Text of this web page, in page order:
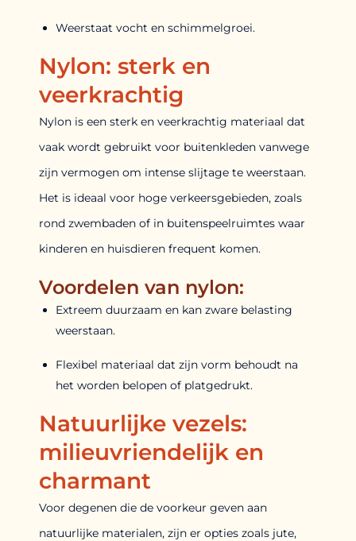
Weerstaat vocht en schimmelgroei.
Nylon: sterk en
veerkrachtig
Nylon is een sterk en veerkrachtig materiaal dat
vaak wordt gebruikt voor buitenkleden vanwege
zijn vermogen om intense slijtage te weerstaan.
Het is ideaal voor hoge verkeersgebieden, zoals
rond zwembaden of in buitenspeelruimtes waar
kinderen en huisdieren frequent komen.
Voordelen van nylon:
Extreem duurzaam en kan zware belasting
weerstaan.
Flexibel materiaal dat zijn vorm behoudt na
het worden belopen of platgedrukt.
Natuurlijke vezels:
milieuvriendelijk en
charmant
Voor degenen die de voorkeur geven aan
natuurlijke materialen, zijn er opties zoals jute,